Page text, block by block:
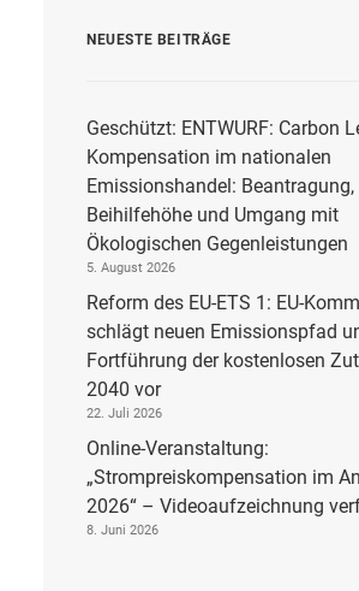
NEUESTE BEITRÄGE
Geschützt: ENTWURF: Carbon
Kompensation im nationalen
Emissionshandel: Beantragung,
Beihilfehöhe und Umgang mit
Ökologischen Gegenleistungen
5. August 2026
Reform des EU-ETS 1: EU-
schlägt neuen Emissionspfad
Fortführung der kostenlosen
2040 vor
22. Juli 2026
Online-Veranstaltung:
„Strompreiskompensation im
2026“ – Videoaufzeichnung
8. Juni 2026